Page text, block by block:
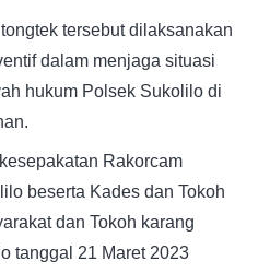
tersebut dilaksanakan
dalam menjaga situasi
hukum Polsek Sukolilo di
Rakorcam
beserta Kades dan Tokoh
dan Tokoh karang
tanggal 21 Maret 2023